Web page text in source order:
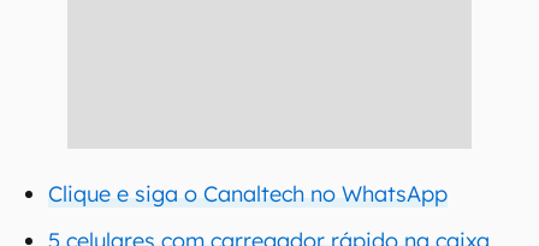
Clique e siga o Canaltech no WhatsApp